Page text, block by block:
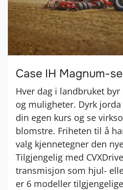
Case IH Magnum-
Hver dag i landbruket
og muligheter. Dyrk
din egen kurs og se
blomstre. Friheten til å
valg kjennetegner den
Tilgjengelig med
transmisjon som hjul-
er 6 modeller